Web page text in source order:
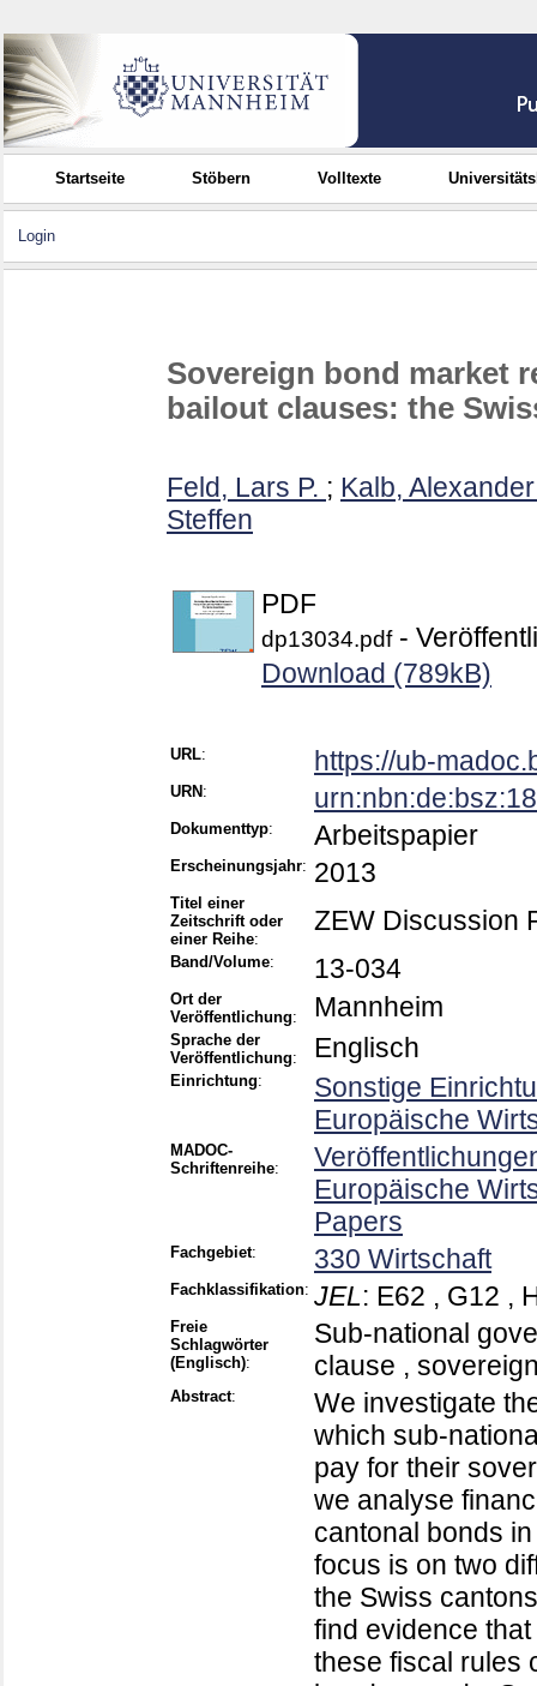
Startseite Stöbern Volltexte
Login
Sovereign bond market
bailout clauses: the
Feld, Lars P. ; Kalb, Alexander
Steffen
PDF
dp13034.pdf-
Download (789kB)
URL: https://ub-
URN :
Dokumenttyp: Arbeitspapier
Erscheinungsjahr: 2013
Titel einer
Zeitschrift oder
einer Reihe:
ZEW Discussion
Band/Volume: 13-034
Ort der
Veröffentlichung: Mannheim
Sprache der
Veröffentlichung: Englisch
Einrichtung:
Sonstige
Europäische
MADOC-
Schriftenreihe:
Europäische
Papers
Fachgebiet: 330 Wirtschaft
Fachklassifikation: JEL: E62 , G12 ,
Freie
Schlagwörter
(Englisch):
Sub-national
clause ,
Abstract:
We investigate
which sub-
pay for their
we analyse
cantonal bonds
focus is on two
the Swiss
find evidence
these fiscal rules